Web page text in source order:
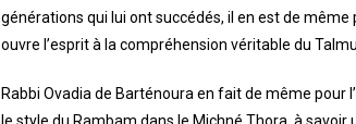
générations qui lui ont succédés, il en est de
ouvre l’esprit à la compréhension véritable du
Rabbi Ovadia de Barténoura en fait de même pour